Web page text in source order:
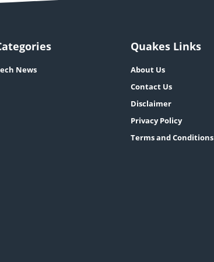
News
Quakes Links
About Us
Contact Us
Disclaimer
Privacy Policy
Terms and Conditions